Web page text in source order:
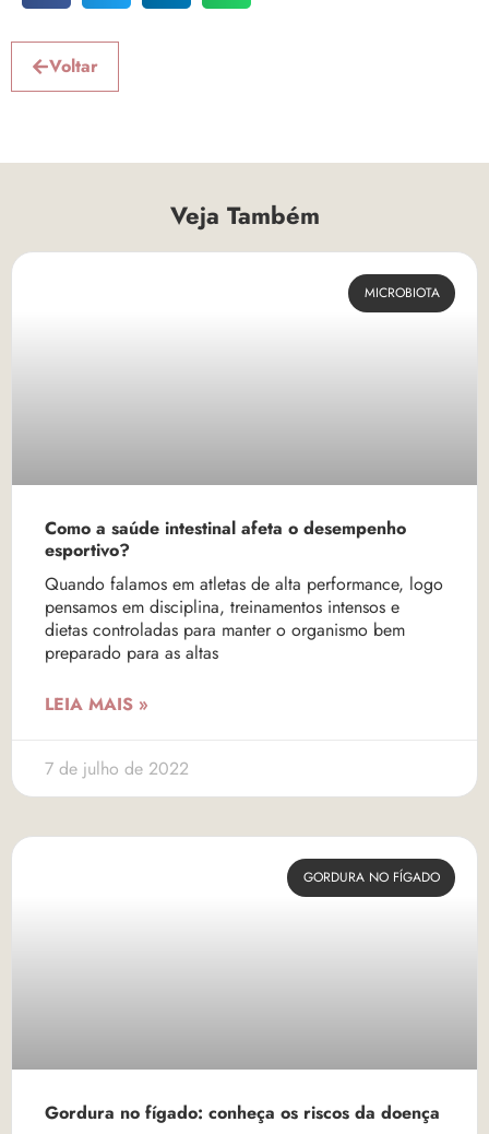
Voltar
Veja Também
MICROBIOTA
Como a saúde intestinal afeta o desempenho
esportivo?
Quando falamos em atletas de alta performance, logo
pensamos em disciplina, treinamentos intensos e
dietas controladas para manter o organismo bem
preparado para as altas
LEIA MAIS »
7 de julho de 2022
GORDURA NO FÍGADO
Gordura no fígado: conheça os riscos da doença